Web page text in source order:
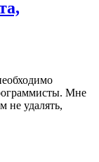
Мне
не удалять,